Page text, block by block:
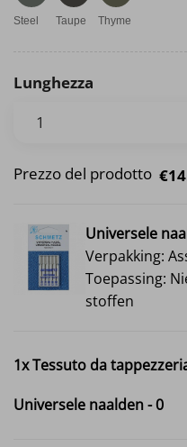
Steel Taupe Thyme
Lunghezza
Prezzo del prodotto
Universele
Verpakking:
Toepassing:
stoffen
1xTessuto da
Universele naalden-0